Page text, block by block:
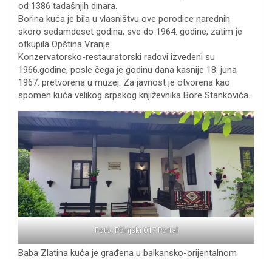
od 1386 tadašnjih dinara.
Borina kuća je bila u vlasništvu ove porodice narednih
skoro sedamdeset godina, sve do 1964. godine, zatim je
otkupila Opština Vranje.
Konzervatorsko-restauratorski radovi izvedeni su
1966.godine, posle čega je godinu dana kasnije 18. juna
1967. pretvorena u muzej. Za javnost je otvorena kao
spomen kuća velikog srpskog književnika Bore Stankovića.
Foto: Pčinjski 017 Portal
Baba Zlatina kuća je građena u balkansko-orijentalnom